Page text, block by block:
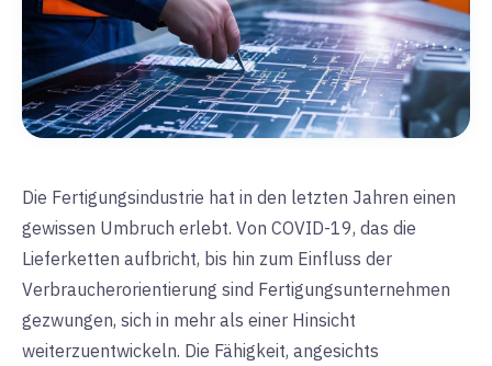
Die Fertigungsindustrie hat in den letzten Jahren einen
gewissen Umbruch erlebt. Von COVID-19, das die
Lieferketten aufbricht, bis hin zum Einfluss der
Verbraucherorientierung sind Fertigungsunternehmen
gezwungen, sich in mehr als einer Hinsicht
weiterzuentwickeln. Die Fähigkeit, angesichts